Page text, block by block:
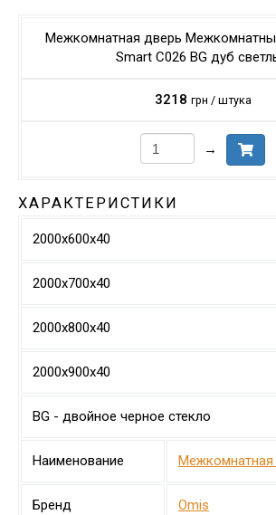
Межкомнатная дверь
Smart C026 BG дуб
3218 грн / штука
→
ХАРАКТЕРИСТИКИ
2000х600х40
2000х700х40
2000х800х40
2000х900х40
BG - двойное черное стекло
Наименование Межкомнатная
Бренд Omis